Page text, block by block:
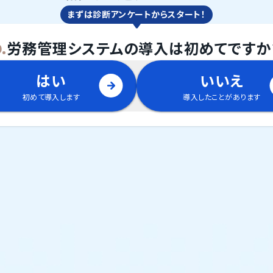
まずは診断アンケートからスタート！
労務管理システムの導入は初めてですか
はい
初めて導入します
いいえ
導入したことがあります